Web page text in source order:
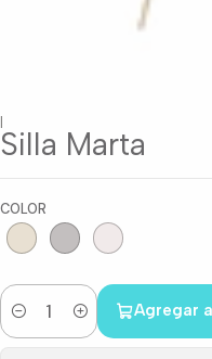
|
Silla Marta
COLOR
Cantidad
Agregar